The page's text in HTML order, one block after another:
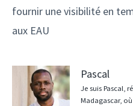
fournir une visibilité en
aux EAU
Pascal
Je suis Pascal,
Madagascar,